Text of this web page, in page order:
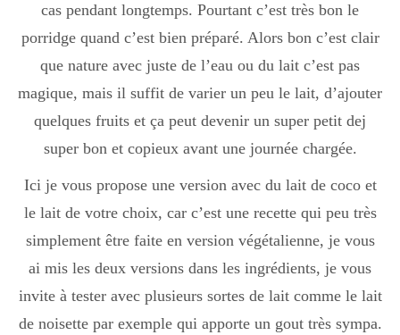
cas pendant longtemps. Pourtant c’est très bon le
porridge quand c’est bien préparé. Alors bon c’est clair
que nature avec juste de l’eau ou du lait c’est pas
magique, mais il suffit de varier un peu le lait, d’ajouter
quelques fruits et ça peut devenir un super petit dej
super bon et copieux avant une journée chargée.
Ici je vous propose une version avec du lait de coco et
le lait de votre choix, car c’est une recette qui peu très
simplement être faite en version végétalienne, je vous
ai mis les deux versions dans les ingrédients, je vous
invite à tester avec plusieurs sortes de lait comme le lait
de noisette par exemple qui apporte un gout très sympa.